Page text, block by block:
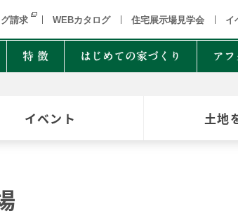
請求 WEBカタログ 住宅展示場見学会 イ
計プロジェクト
特 徴 はじめての家づくり アフ
イベント 土地